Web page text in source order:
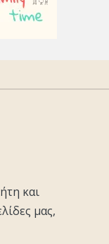
και
μας,